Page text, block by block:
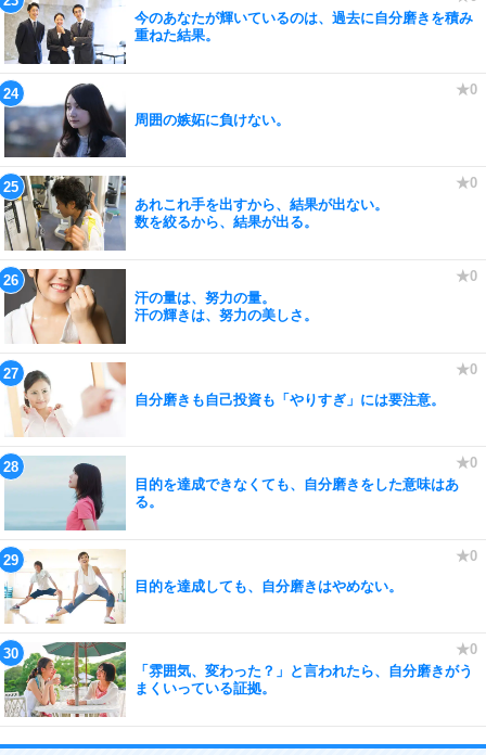
今のあなたが輝いているのは、過去に自分磨きを積み
重ねた結果。
周囲の嫉妬に負けない。
あれこれ手を出すから、結果が出ない。
数を絞るから、結果が出る。
汗の量は、努力の量。
汗の輝きは、努力の美しさ。
自分磨きも自己投資も「やりすぎ」には要注意。
目的を達成できなくても、自分磨きをした意味はあ
る。
目的を達成しても、自分磨きはやめない。
「雰囲気、変わった？」と言われたら、自分磨きがう
まくいっている証拠。